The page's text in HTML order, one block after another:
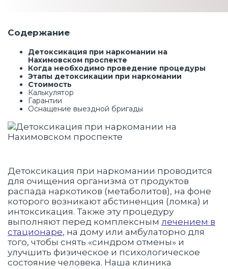
Содержание
Детоксикация при наркомании на
Нахимовском проспекте
Когда необходимо проведение процедуры
Этапы детоксикации при наркомании
Стоимость
Калькулятор
Гарантии
Оснащение выездной бригады
Детоксикация при наркомании проводится
для очищения организма от продуктов
распада наркотиков (метаболитов), на фоне
которого возникают абстиненция (ломка) и
интоксикация. Также эту процедуру
выполняют перед комплексным лечением в
стационаре, на дому или амбулаторно для
того, чтобы снять «синдром отмены» и
улучшить физическое и психологическое
состояние человека. Наша клиника